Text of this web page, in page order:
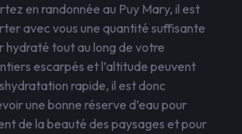
en randonnée au Puy Mary, il est
avec vous une quantité suffisante
hydraté tout au long de votre
escarpés et l’altitude peuvent
rapide, il est donc
une bonne réserve d’eau pour
de la beauté des paysages et pour